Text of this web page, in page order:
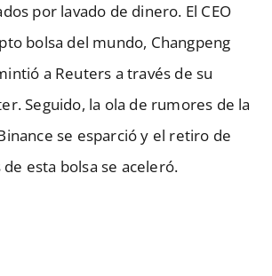
por lavado de dinero. El CEO
bolsa del mundo, Changpeng
a Reuters a través de su
Seguido, la ola de rumores de la
se esparció y el retiro de
esta bolsa se aceleró.